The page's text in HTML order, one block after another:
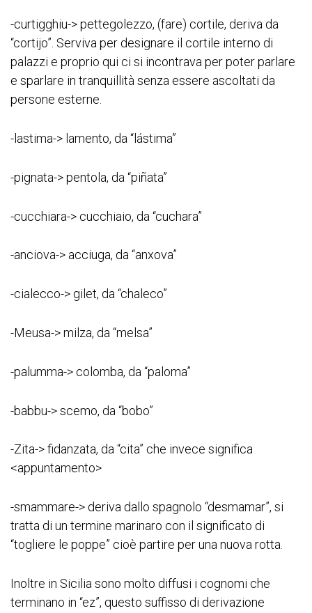
-curtigghiu-> pettegolezzo, (fare) cortile, deriva da
“cortijo”. Serviva per designare il cortile interno di
palazzi e proprio qui ci si incontrava per poter parlare
e sparlare in tranquillità senza essere ascoltati da
persone esterne.
-lastima-> lamento, da “lástima”
-pignata-> pentola, da “piñata”
-cucchiara-> cucchiaio, da “cuchara”
-anciova-> acciuga, da “anxova”
-cialecco-> gilet, da “chaleco”
-Meusa-> milza, da “melsa”
-palumma-> colomba, da “paloma”
-babbu-> scemo, da “bobo”
-Zita-> fidanzata, da “cita” che invece significa
<appuntamento>
-smammare-> deriva dallo spagnolo “desmamar”, si
tratta di un termine marinaro con il significato di
“togliere le poppe” cioè partire per una nuova rotta.
Inoltre in Sicilia sono molto diffusi i cognomi che
terminano in “ez”, questo suffisso di derivazione